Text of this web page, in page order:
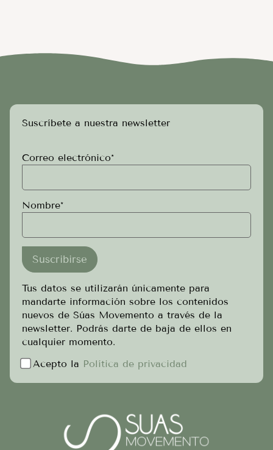
Suscríbete a nuestra newsletter
Correo electrónico*
Nombre*
Tus datos se utilizarán únicamente para
mandarte información sobre los contenidos
nuevos de Súas Movemento a través de la
newsletter. Podrás darte de baja de ellos en
cualquier momento.
Acepto la Política de privacidad